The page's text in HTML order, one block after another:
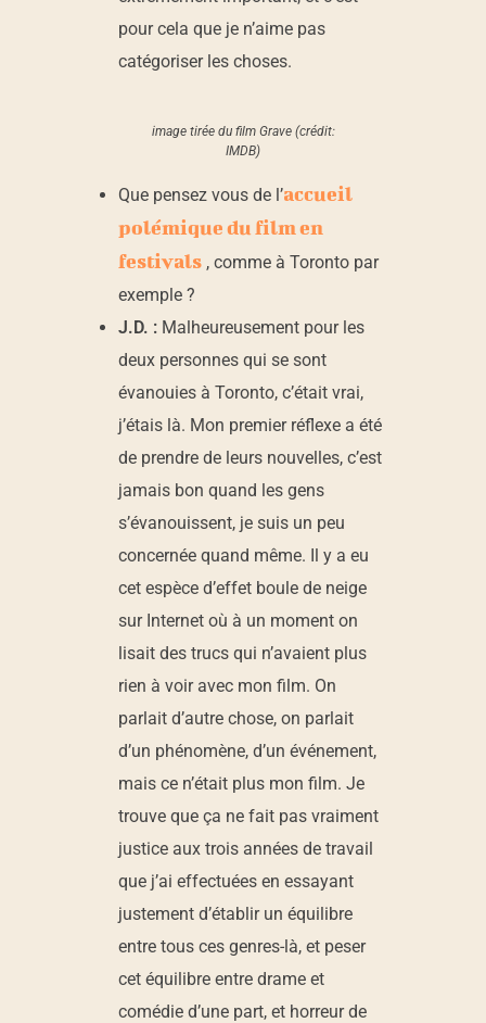
pour cela que je n’aime pas
catégoriser les choses.
image tirée du film Grave (crédit:
IMDB)
Que pensez vous de l’accueil
polémique du film en
festivals , comme à Toronto par
exemple ?
J.D. : Malheureusement pour les
deux personnes qui se sont
évanouies à Toronto, c’était vrai,
j’étais là. Mon premier réflexe a été
de prendre de leurs nouvelles, c’est
jamais bon quand les gens
s’évanouissent, je suis un peu
concernée quand même. Il y a eu
cet espèce d’effet boule de neige
sur Internet où à un moment on
lisait des trucs qui n’avaient plus
rien à voir avec mon film. On
parlait d’autre chose, on parlait
d’un phénomène, d’un événement,
mais ce n’était plus mon film. Je
trouve que ça ne fait pas vraiment
justice aux trois années de travail
que j’ai effectuées en essayant
justement d’établir un équilibre
entre tous ces genres-là, et peser
cet équilibre entre drame et
comédie d’une part, et horreur de